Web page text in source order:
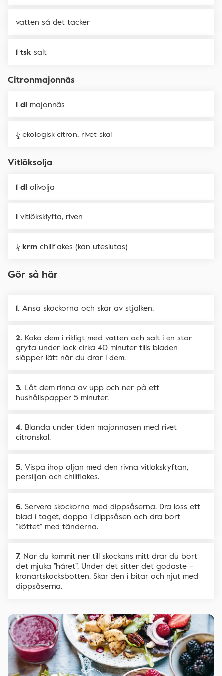
vatten så det täcker
1 tsk salt
Citronmajonnäs
1 dl majonnäs
½ ekologisk citron, rivet skal
Vitlöksolja
1 dl olivolja
1 vitlöksklyfta, riven
½ krm chiliflakes (kan uteslutas)
Gör så här
Ansa skockorna och skär av stjälken.
Koka dem i rikligt med vatten och salt i en stor
gryta under lock cirka 40 minuter tills bladen
släpper lätt när du drar i dem.
Låt dem rinna av upp och ner på ett
hushållspapper 5 minuter.
Blanda under tiden majonnäsen med rivet
citronskal.
Vispa ihop oljan med den rivna vitlöksklyftan,
persiljan och chiliflakes.
Servera skockorna med dippsåserna. Dra loss ett
blad i taget, doppa i dippsåsen och dra bort
”köttet” med tänderna.
När du kommit ner till skockans mitt drar du bort
det mjuka ”håret”. Under det sitter det godaste –
kronärtskocksbotten. Skär den i bitar och njut med
dippsåserna.